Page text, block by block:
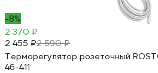
-8%
2 370 ₽
2 455 ₽2 590 ₽
Терморегулятор розеточный
46-411